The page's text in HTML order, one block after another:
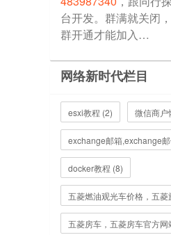
台开发。群满就关闭
群开通才能加入…
网络新时代栏目
esxi教程 (2) 微信商户
exchange邮箱,exchange
docker教程 (8)
五菱燃油观光车价格，五
五菱房车，五菱房车官方网